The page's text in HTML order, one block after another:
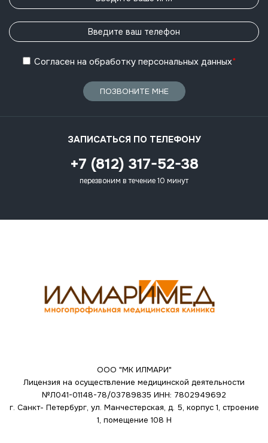
Согласен на обработку персональных данных*
ПОЗВОНИТЕ МНЕ
ЗАПИСАТЬСЯ ПО ТЕЛЕФОНУ
+7 (812) 317-52-38
перезвоним в течение 10 минут
ООО "МК ИЛМАРИ"
Лицензия на осуществление медицинской деятельности
№Л041-01148-78/03789835 ИНН: 7802949692
г. Санкт- Петербург, ул. Манчестерская, д. 5, корпус 1, строение
1, помещение 108 Н